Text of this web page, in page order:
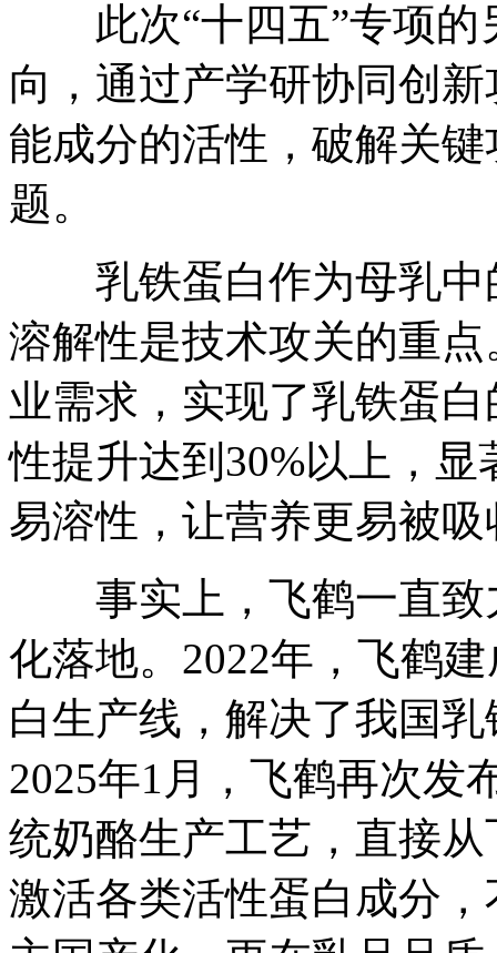
此次“十四五”专项的
向，通过产学研协同创
能成分的活性，破解关
题。
乳铁蛋白作为母乳中
溶解性是技术攻关的重
业需求，实现了乳铁蛋
性提升达到30%以上，
易溶性，让营养更易被吸
事实上，飞鹤一直致
化落地。2022年，飞鹤
白生产线，解决了我国
2025年1月，飞鹤再次发
统奶酪生产工艺，直接
激活各类活性蛋白成分